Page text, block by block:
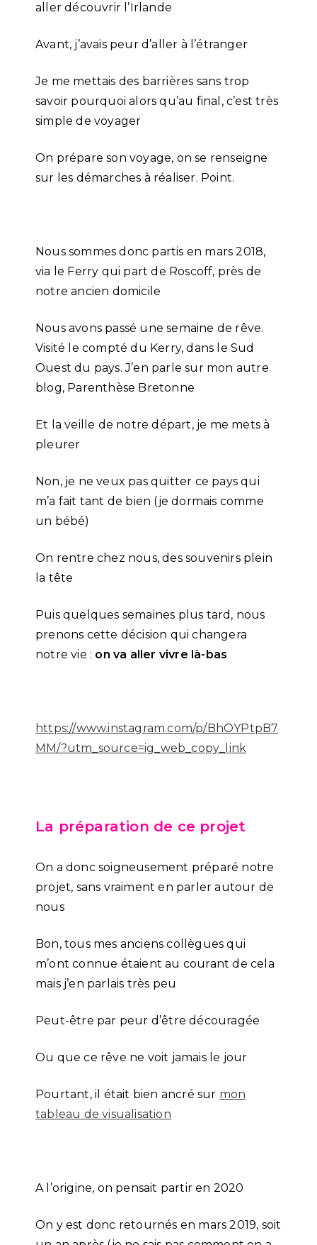
aller découvrir l’Irlande
Avant, j’avais peur d’aller à l’étranger
Je me mettais des barrières sans trop
savoir pourquoi alors qu’au final, c’est très
simple de voyager
On prépare son voyage, on se renseigne
sur les démarches à réaliser. Point.
Nous sommes donc partis en mars 2018,
via le Ferry qui part de Roscoff, près de
notre ancien domicile
Nous avons passé une semaine de rêve.
Visité le compté du Kerry, dans le Sud
Ouest du pays. J’en parle sur mon autre
blog, Parenthèse Bretonne
Et la veille de notre départ, je me mets à
pleurer
Non, je ne veux pas quitter ce pays qui
m’a fait tant de bien (je dormais comme
un bébé)
On rentre chez nous, des souvenirs plein
la tête
Puis quelques semaines plus tard, nous
prenons cette décision qui changera
notre vie : on va aller vivre là-bas
https://www.instagram.com/p/BhOYPtpB7
MM/?utm_source=ig_web_copy_link
La préparation de ce projet
On a donc soigneusement préparé notre
projet, sans vraiment en parler autour de
nous
Bon, tous mes anciens collègues qui
m’ont connue étaient au courant de cela
mais j’en parlais très peu
Peut-être par peur d’être découragée
Ou que ce rêve ne voit jamais le jour
Pourtant, il était bien ancré sur mon
tableau de visualisation
A l’origine, on pensait partir en 2020
On y est donc retournés en mars 2019, soit